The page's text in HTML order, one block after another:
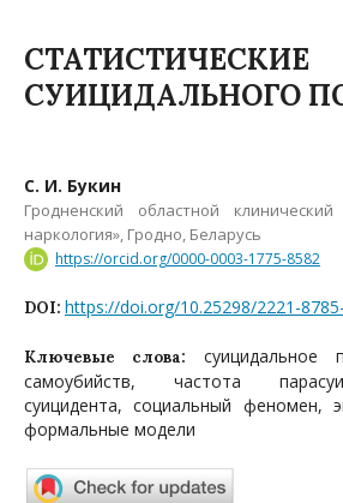
СУИЦИДАЛЬНОГО
С. И. Букин
Гродненский областной
наркология», Гродно, Беларусь
https://orcid.org/0000-0003-1775-8582
DOI: https://doi.org/10.25298/2221-
Ключевые слова: суицидальное
самоубийств, частота
суицидента, социальный феномен,
формальные модели